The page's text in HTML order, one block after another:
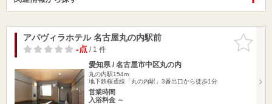
お気に入
りに追加
アパヴィラホテル 名古屋丸の内駅前
-点/ 1 件
愛知県 / 名古屋市中区丸の内
丸の内駅154m
地下鉄桜通線「丸の内駅」3番出口から徒歩1分
営業時間
入浴料金 ～